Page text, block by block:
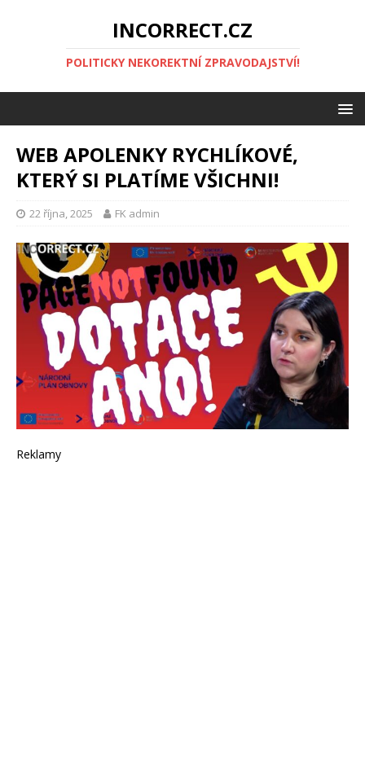
INCORRECT.CZ
POLITICKY NEKOREKTNÍ ZPRAVODAJSTVÍ!
WEB APOLENKY RYCHLÍKOVÉ,
KTERÝ SI PLATÍME VŠICHNI!
22 října, 2025 FK admin
Reklamy